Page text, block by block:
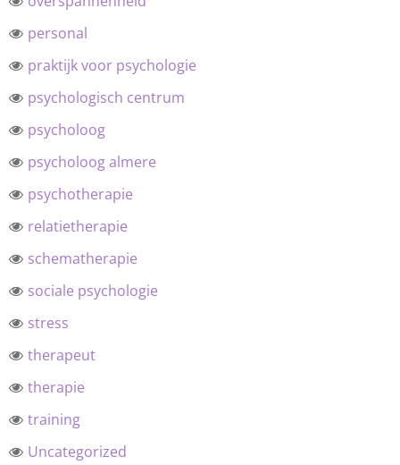
personal
praktijk voor psychologie
psychologisch centrum
psycholoog
psycholoog almere
psychotherapie
relatietherapie
schematherapie
sociale psychologie
stress
therapeut
therapie
training
Uncategorized